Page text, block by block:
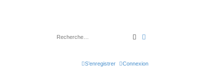
Rechercher
Connexion
S’enregistrer